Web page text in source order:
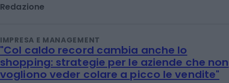
Redazione
IMPRESA E MANAGEMENT
"Col caldo record cambia anche lo
shopping: strategie per le aziende che non
vogliono veder colare a picco le vendite"